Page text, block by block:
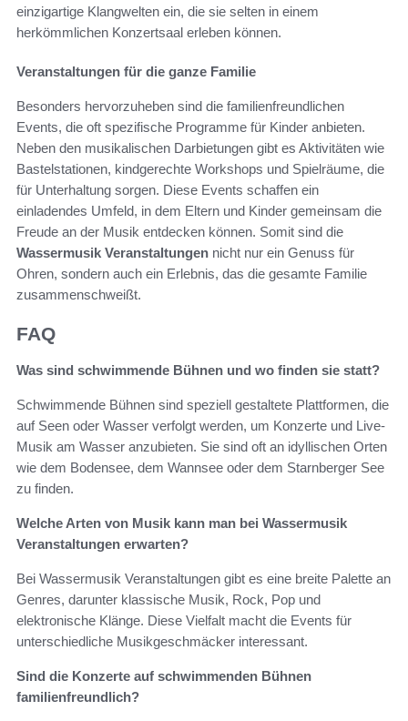
einzigartige Klangwelten ein, die sie selten in einem
herkömmlichen Konzertsaal erleben können.
Veranstaltungen für die ganze Familie
Besonders hervorzuheben sind die familienfreundlichen
Events, die oft spezifische Programme für Kinder anbieten.
Neben den musikalischen Darbietungen gibt es Aktivitäten wie
Bastelstationen, kindgerechte Workshops und Spielräume, die
für Unterhaltung sorgen. Diese Events schaffen ein
einladendes Umfeld, in dem Eltern und Kinder gemeinsam die
Freude an der Musik entdecken können. Somit sind die
Wassermusik Veranstaltungen nicht nur ein Genuss für
Ohren, sondern auch ein Erlebnis, das die gesamte Familie
zusammenschweißt.
FAQ
Was sind schwimmende Bühnen und wo finden sie statt?
Schwimmende Bühnen sind speziell gestaltete Plattformen, die
auf Seen oder Wasser verfolgt werden, um Konzerte und Live-
Musik am Wasser anzubieten. Sie sind oft an idyllischen Orten
wie dem Bodensee, dem Wannsee oder dem Starnberger See
zu finden.
Welche Arten von Musik kann man bei Wassermusik
Veranstaltungen erwarten?
Bei Wassermusik Veranstaltungen gibt es eine breite Palette an
Genres, darunter klassische Musik, Rock, Pop und
elektronische Klänge. Diese Vielfalt macht die Events für
unterschiedliche Musikgeschmäcker interessant.
Sind die Konzerte auf schwimmenden Bühnen
familienfreundlich?